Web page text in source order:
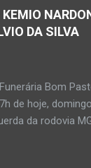
Militar,
em cachoeira
16 anos morreu
rural de Ma...
DA SILVA
Bom
de hoje,
da rodovia
a